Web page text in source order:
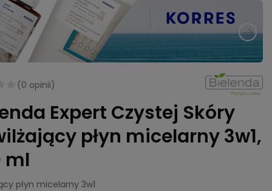
(0 opinii)
Expert Czystej Skóry
płyn micelarny 3w1,
ml
płyn micelarny 3w1